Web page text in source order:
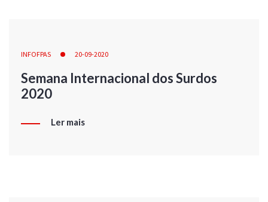
INFOFPAS 20-09-2020
Semana Internacional dos Surdos
2020
Ler mais